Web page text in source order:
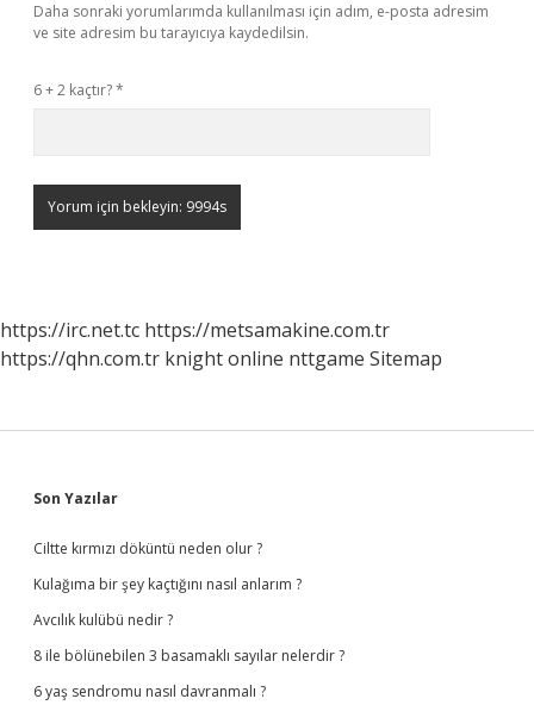
Daha sonraki yorumlarımda kullanılması için adım, e-posta adresim
ve site adresim bu tarayıcıya kaydedilsin.
6 + 2 kaçtır?*
https://irc.net.tc https://metsamakine.com.tr
https://qhn.com.tr knight online nttgame Sitemap
Sidebar
Son Yazılar
Ciltte kırmızı döküntü neden olur ?
Kulağıma bir şey kaçtığını nasıl anlarım ?
Avcılık kulübü nedir ?
8 ile bölünebilen 3 basamaklı sayılar nelerdir ?
6 yaş sendromu nasıl davranmalı ?